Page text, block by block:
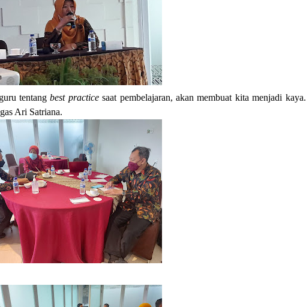
tentangbest practicesaat pembelajaran, akan membuat kita menjadi kaya.
Ari Satriana.